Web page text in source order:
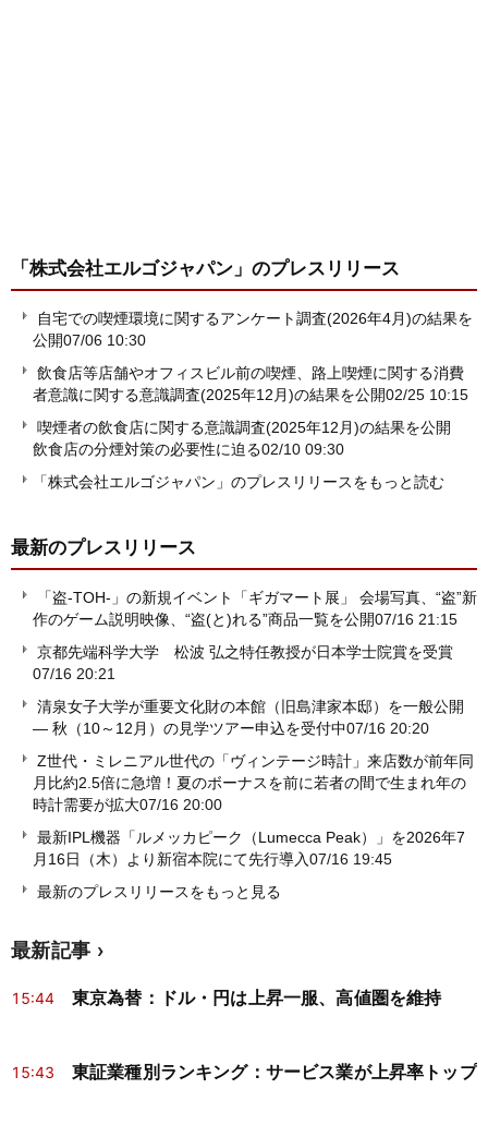
「株式会社エルゴジャパン」 のプレスリリース
自宅での喫煙環境に関するアンケート調査(2026年4月)の結果を
公開07/06 10:30
飲食店等店舗やオフィスビル前の喫煙、路上喫煙に関する消費
者意識に関する意識調査(2025年12月)の結果を公開02/25 10:15
喫煙者の飲食店に関する意識調査(2025年12月)の結果を公開
飲食店の分煙対策の必要性に迫る02/10 09:30
「株式会社エルゴジャパン」のプレスリリースをもっと読む
最新のプレスリリース
「盗-TOH-」の新規イベント「ギガマート展」 会場写真、“盗”新
作のゲーム説明映像、“盗(と)れる”商品一覧を公開07/16 21:15
京都先端科学大学 松波 弘之特任教授が日本学士院賞を受賞
07/16 20:21
清泉女子大学が重要文化財の本館（旧島津家本邸）を一般公開
― 秋（10～12月）の見学ツアー申込を受付中07/16 20:20
Z世代・ミレニアル世代の「ヴィンテージ時計」来店数が前年同
月比約2.5倍に急増！夏のボーナスを前に若者の間で生まれ年の
時計需要が拡大07/16 20:00
最新IPL機器「ルメッカピーク（Lumecca Peak）」を2026年7
月16日（木）より新宿本院にて先行導入07/16 19:45
最新のプレスリリースをもっと見る
最新記事
15:44 東京為替：ドル・円は上昇一服、高値圏を維持
15:43 東証業種別ランキング：サービス業が上昇率トップ